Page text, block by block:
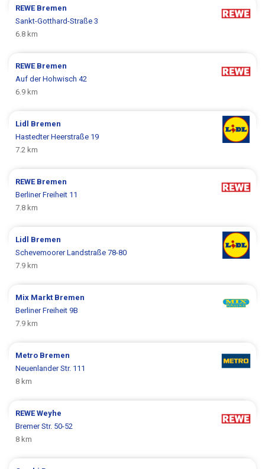
REWE Bremen
Sankt-Gotthard-Straße 3
6.8 km
REWE Bremen
Auf der Hohwisch 42
6.9 km
Lidl Bremen
Hastedter Heerstraße 19
7.2 km
REWE Bremen
Berliner Freiheit 11
7.8 km
Lidl Bremen
Schevemoorer Landstraße 78-80
7.9 km
Mix Markt Bremen
Berliner Freiheit 9B
7.9 km
Metro Bremen
Neuenlander Str. 111
8 km
REWEWeyhe
Bremer Str. 50-52
8 km